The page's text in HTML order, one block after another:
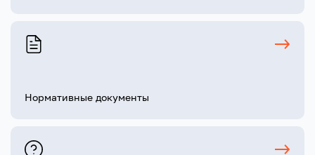
Нормативные документы